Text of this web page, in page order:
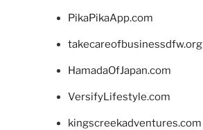
PikaPikaApp.com
takecareofbusinessdfw.org
HamadaOfJapan.com
VersifyLifestyle.com
kingscreekadventures.com